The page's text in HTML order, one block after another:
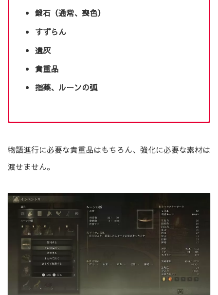
鍛石（通常、喪色）
すずらん
遺灰
貴重品
指薬、ルーンの弧
物語進行に必要な貴重品はもちろん、強化に必要な素材は
渡せません。